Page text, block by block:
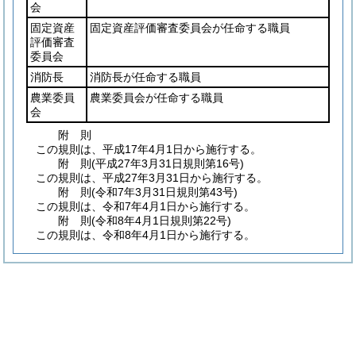
会
固定資産
評価審査
委員会
固定資産評価審査委員会が任命する職員
消防長
消防長が任命する職員
農業委員
会
農業委員会が任命する職員
附 則
この規則は、平成17年4月1日から施行する。
附 則(平成27年3月31日規則第16号)
この規則は、平成27年3月31日から施行する。
附 則(令和7年3月31日規則第43号)
この規則は、令和7年4月1日から施行する。
附 則(令和8年4月1日規則第22号)
この規則は、令和8年4月1日から施行する。